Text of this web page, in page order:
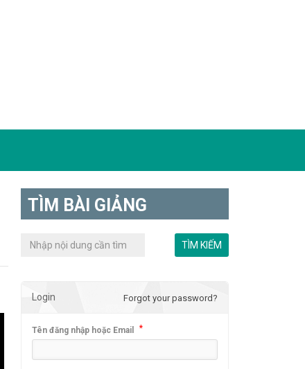
TÌM BÀI GIẢNG
Login Forgot your password?
Tên đăng nhập hoặc Email *